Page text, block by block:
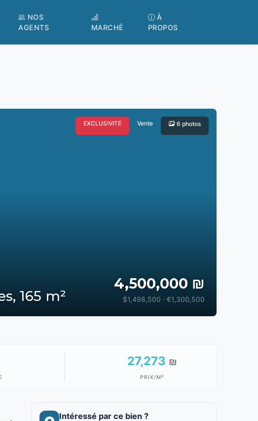
NOS
AGENTS
MARCHÉ
À
PROPOS
EXCLUSIVITÉ Vente 6 photos
165 m²
4,500,000 ₪
$1,498,500 · €1,300,500
27,273 ₪
PRIX/M²
Intéressé par ce bien ?